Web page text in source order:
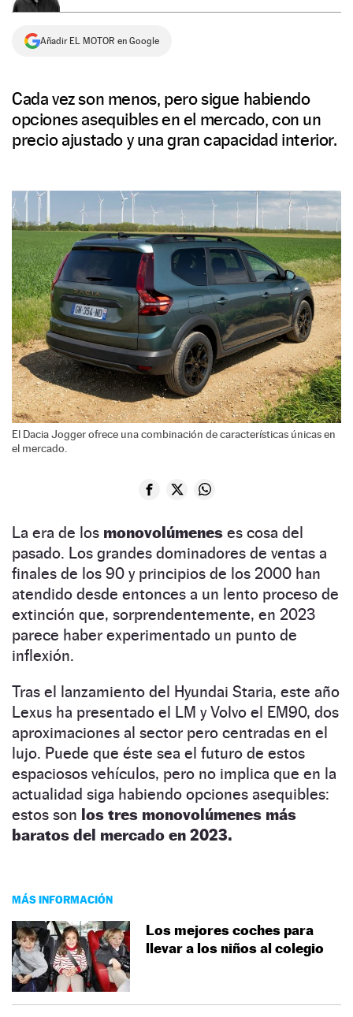
Añadir EL MOTOR en Google
Cada vez son menos, pero sigue habiendo
opciones asequibles en el mercado, con un
precio ajustado y una gran capacidad interior.
El Dacia Jogger ofrece una combinación de características únicas en
el mercado.
La era de los monovolúmenes es cosa del
pasado. Los grandes dominadores de ventas a
finales de los 90 y principios de los 2000 han
atendido desde entonces a un lento proceso de
extinción que, sorprendentemente, en 2023
parece haber experimentado un punto de
inflexión.
Tras el lanzamiento del Hyundai Staria, este año
Lexus ha presentado el LM y Volvo el EM90, dos
aproximaciones al sector pero centradas en el
lujo. Puede que éste sea el futuro de estos
espaciosos vehículos, pero no implica que en la
actualidad siga habiendo opciones asequibles:
estos son los tres monovolúmenes más
baratos del mercado en 2023.
MÁS INFORMACIÓN
Los mejores coches para
llevar a los niños al colegio